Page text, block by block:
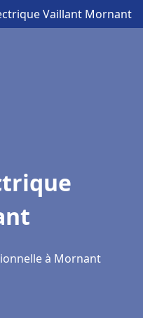
Vaillant Mornant
à Mornant